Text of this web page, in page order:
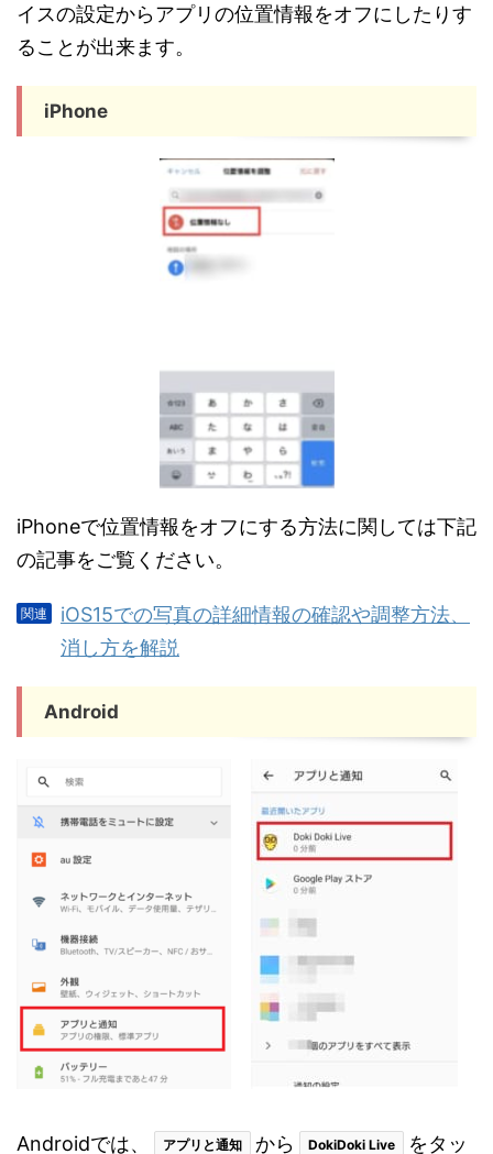
イスの設定からアプリの位置情報をオフにしたりす
ることが出来ます。
iPhone
iPhoneで位置情報をオフにする方法に関しては下記
の記事をご覧ください。
iOS15での写真の詳細情報の確認や調整方法、
消し方を解説
Android
Androidでは、 アプリと通知 から DokiDoki Live をタッ